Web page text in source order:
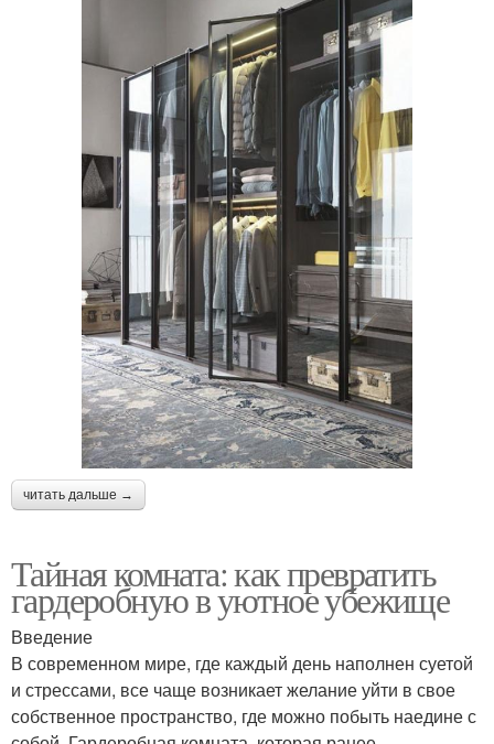
читать дальше →
Тайная комната: как превратить
гардеробную в уютное убежище
Введение
В современном мире, где каждый день наполнен суетой
и стрессами, все чаще возникает желание уйти в свое
собственное пространство, где можно побыть наедине с